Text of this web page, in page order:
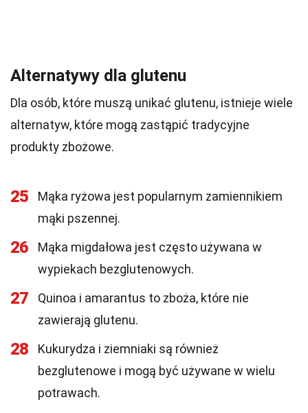
Alternatywy dla glutenu
Dla osób, które muszą unikać glutenu, istnieje wiele
alternatyw, które mogą zastąpić tradycyjne
produkty zbożowe.
25
Mąka ryżowa jest popularnym zamiennikiem
mąki pszennej.
26
Mąka migdałowa jest często używana w
wypiekach bezglutenowych.
27
Quinoa i amarantus to zboża, które nie
zawierają glutenu.
28
Kukurydza i ziemniaki są również
bezglutenowe i mogą być używane w wielu
potrawach.